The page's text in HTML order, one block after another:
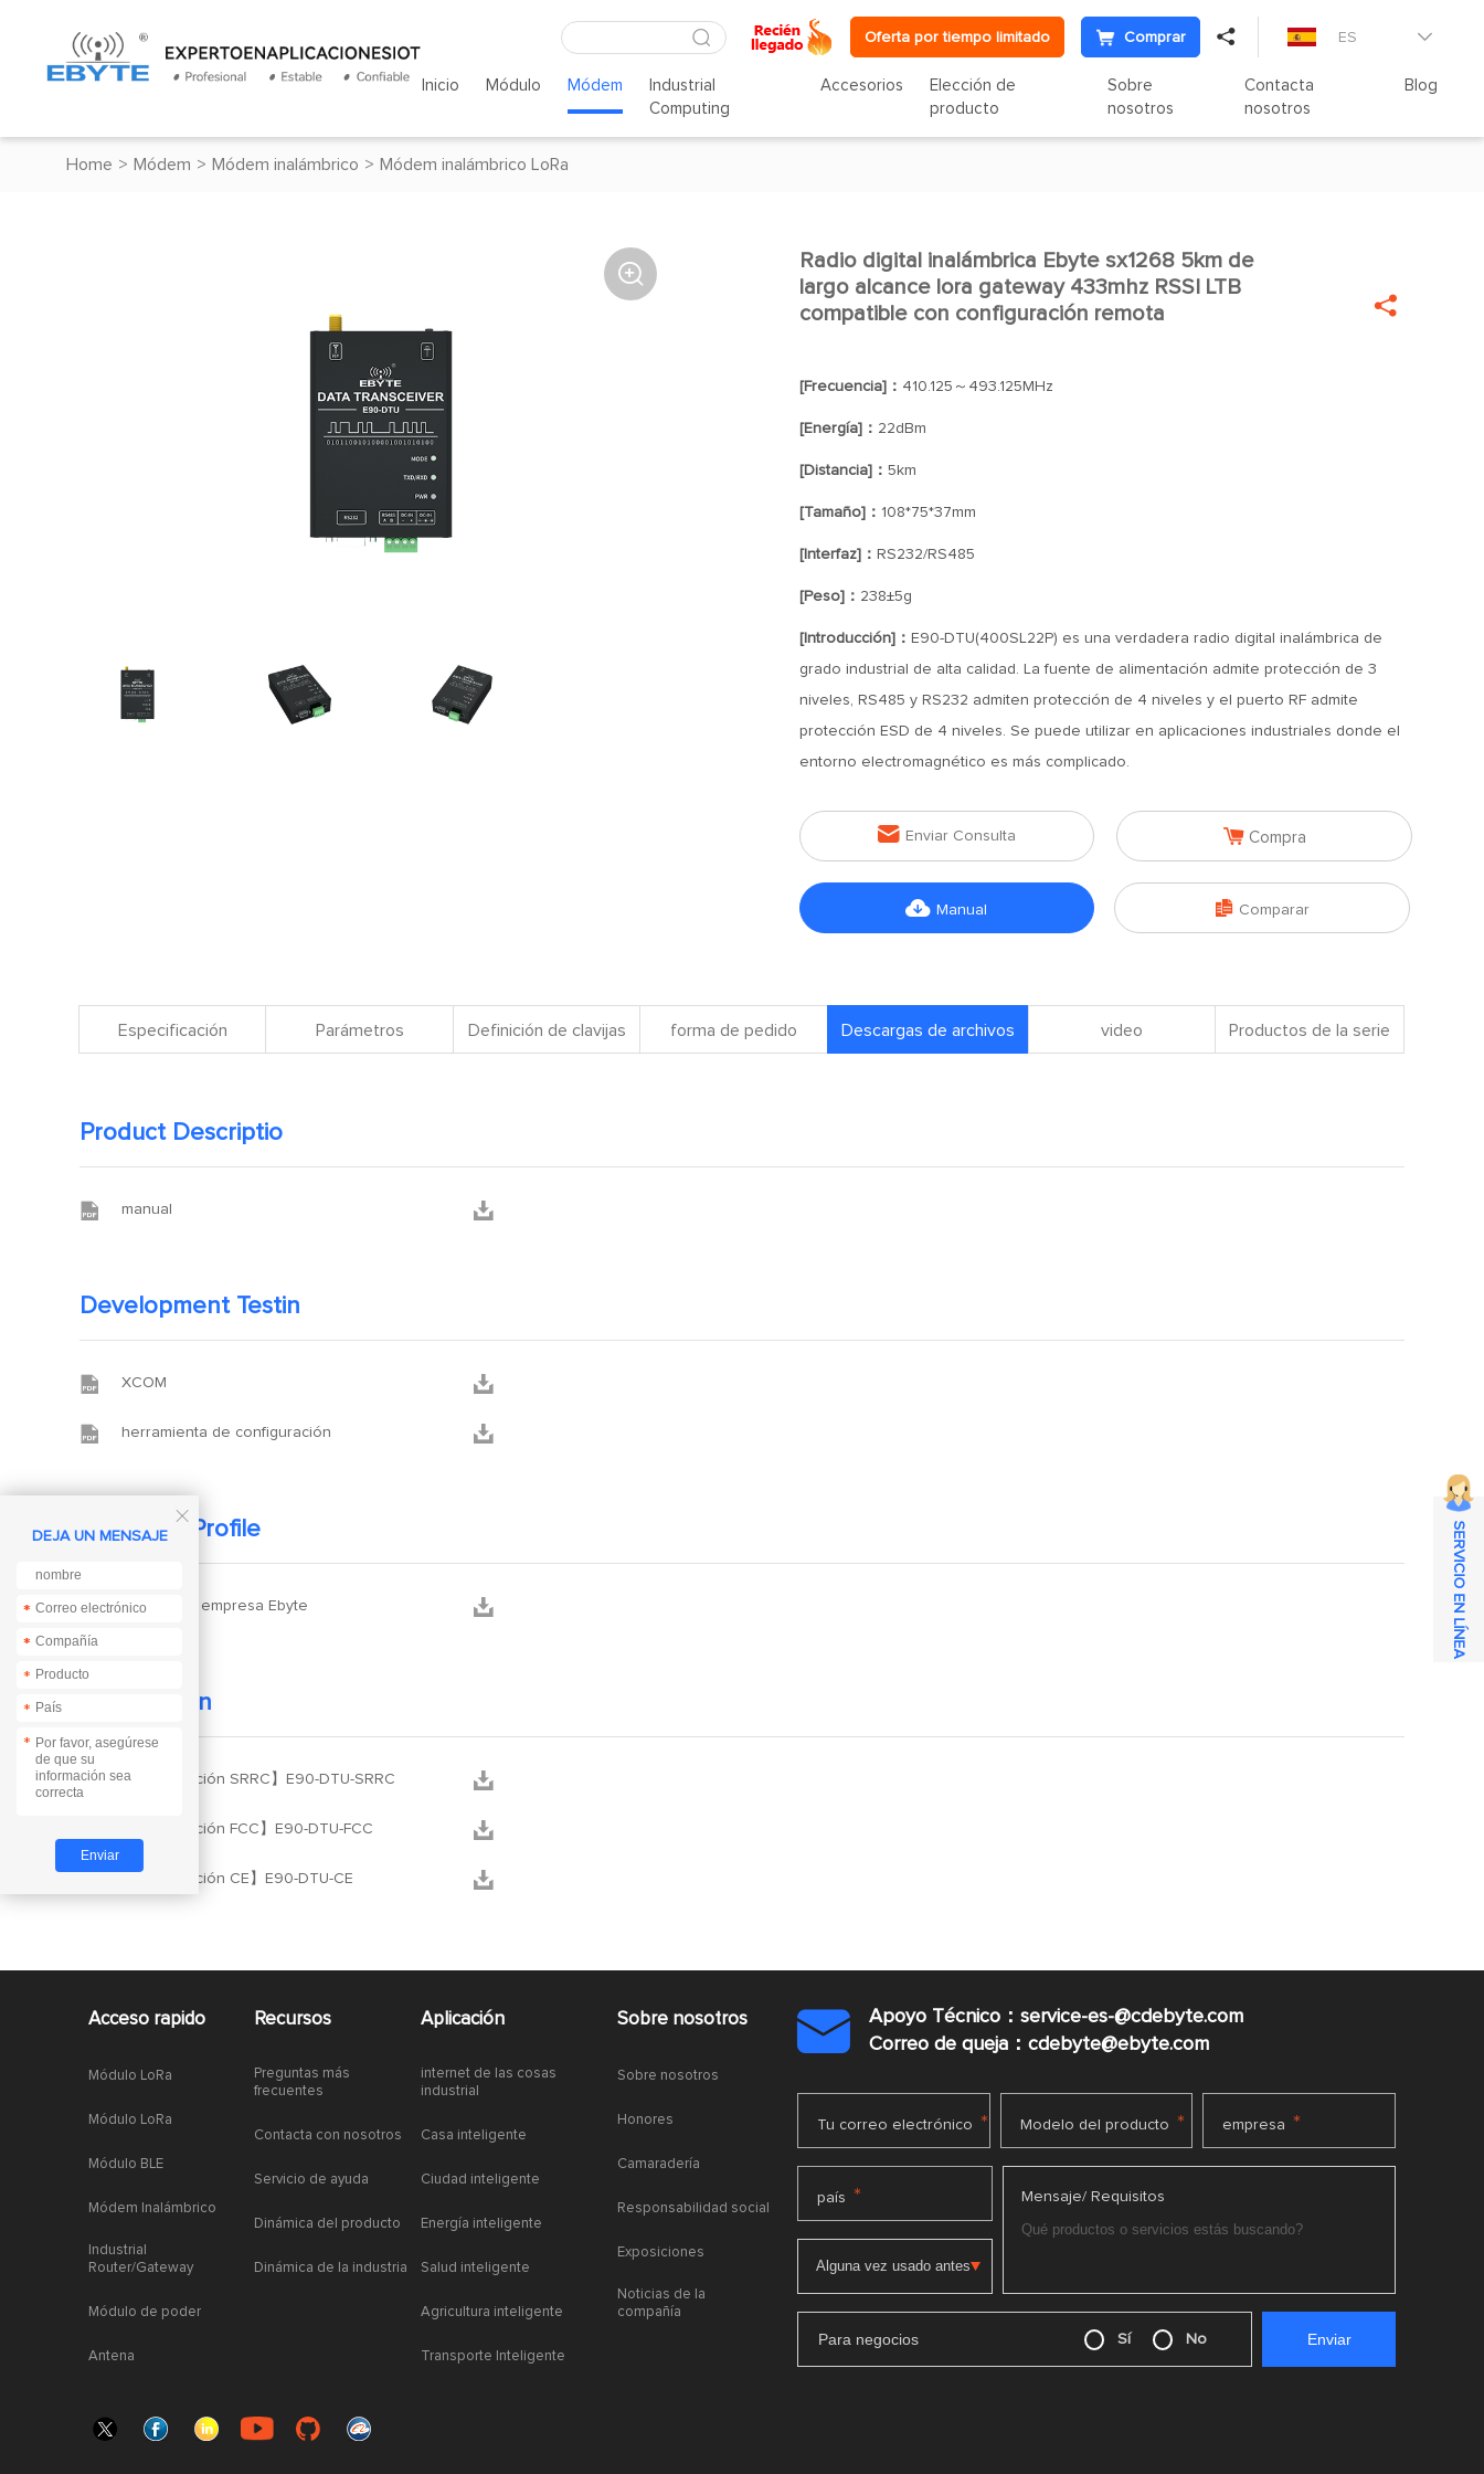
Oferta por tiempo limitado Comprar  ES 
Inicio Módulo Módem
Industrial
Computing
Accesorios
Elección de
producto
Sobre
nosotros
Contacta
nosotros
Blog
Home > Módem > Módem inalámbrico > Módem inalámbrico LoRa
 
Radio digital inalámbrica Ebyte sx1268 5km de
largo alcance lora gateway 433mhz RSSI LTB
compatible con configuración remota

[Frecuencia]： 410.125～493.125MHz
[Energía]： 22dBm
[Distancia]： 5km
[Tamaño]： 108*75*37mm
[Interfaz]： RS232/RS485
[Peso]： 238±5g
[Introducción]： E90-DTU(400SL22P) es una verdadera radio digital inalámbrica de
grado industrial de alta calidad. La fuente de alimentación admite protección de 3
niveles, RS485 y RS232 admiten protección de 4 niveles y el puerto RF admite
protección ESD de 4 niveles. Se puede utilizar en aplicaciones industriales donde el
entorno electromagnético es más complicado.
 Enviar Consulta  Compra
 Manual  Comparar
Especificación Parámetros Definición de clavijas forma de pedido Descargas de archivos video Productos de la serie
Product Descriptio
 manual 
Development Testin
 XCOM 
 herramienta de configuración 
Company Profile
 Perfil de la empresa Ebyte 
Certification
 【Certificación SRRC】E90-DTU-SRRC 
【Certificación FCC】E90-DTU-FCC 
【Certificación CE】E90-DTU-CE 
Acceso rapido
Módulo LoRa
Módulo LoRa
Módulo BLE
Módem Inalámbrico
Industrial
Router/Gateway
Módulo de poder
Antena
Recursos
Preguntas más
frecuentes
Contacta con nosotros
Servicio de ayuda
Dinámica del producto
Dinámica de la industria
Aplicación
internet de las cosas
industrial
Casa inteligente
Ciudad inteligente
Energía inteligente
Salud inteligente
Agricultura inteligente
Transporte Inteligente
Sobre nosotros
Sobre nosotros
Honores
Camaradería
Responsabilidad social
Exposiciones
Noticias de la
compañía

Apoyo Técnico：service-es-@cdebyte.com
Correo de queja：cdebyte@ebyte.com
Tu correo electrónico * Modelo del producto * empresa *
país * Mensaje/ Requisitos
Para negocios Sí No

DEJA UN MENSAJE
*
*
*
*
*
*
*
SERVICIO EN LÍNEA